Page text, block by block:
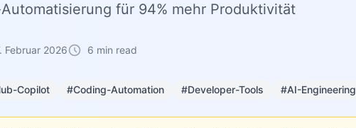
für 94% mehr Produktivität
Februar 2026 6 min read
Copilot #Coding-Automation #Developer-Tools #AI-Engineering